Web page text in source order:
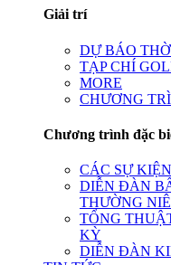
Giải trí
DỰ BÁO
TẠP CHÍ
MORE
CHƯƠNG
Chương trình đặc
CÁC SỰ
DIỄN ĐÀN
THƯỜNG
TỔNG
KỲ
DIỄN ĐÀN